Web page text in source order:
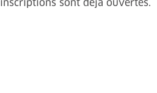
inscriptions sont déjà ouvertes.